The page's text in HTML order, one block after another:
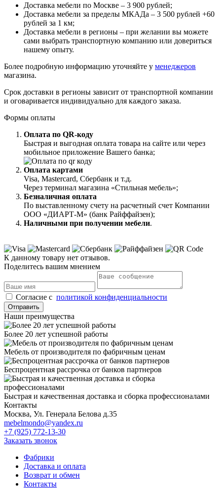
Доставка мебели по Москве – 3 900 рублей;
Доставка мебели за пределы МКАДа – 3 500 рублей +60
рублей за 1 км;
Доставка мебели в регионы – при желании вы можете
сами выбрать транспортную компанию или довериться
нашему опыту.
Более подробную информацию уточняйте у менеджеров
магазина.
Срок доставки в регионы зависит от транспортной компании
и оговаривается индивидуально для каждого заказа.
Формы оплаты
Оплата по QR-коду
Быстрая и выгодная оплата товара на сайте или через
мобильное приложение Вашего банка;
Оплата картами
Visa, Mastercard, Сбербанк и т.д.
Через терминал магазина «Стильная мебель»;
Безналичная оплата
По выставленному счету на расчетный счет Компании
ООО «ДИАРТ-М» (банк Райффайзен);
Наличными при получении мебели.
К данному товару нет отзывов.
Поделитесь вашим мнением
Cогласие с политикой конфиденциальности
Отправить
Наши преимущества
Более 20 лет успешной работы
Мебель от производителя по фабричным ценам
Беспроцентная рассрочка от банков партнеров
Быстрая и качественная доставка и сборка профессионалами
Контакты
Москва, Ул. Генерала Белова д.35
mebelmondo@yandex.ru
+7 (925) 772-13-30
Заказать звонок
Фабрики
Доставка и оплата
Возврат и обмен
Контакты